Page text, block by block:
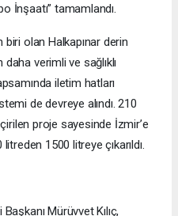
İnşaatı” tamamlandı.
olan Halkapınar derin
verimli ve sağlıklı
iletim hatları
de devreye alındı. 210
proje sayesinde İzmir’e
1500 litreye çıkarıldı.
Mürüvvet Kılıç,